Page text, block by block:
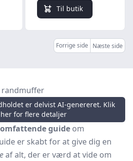
Til butik
Forrige side Næste side
er delvist AI-genereret. Klik
her for flere detaljer
omfattende guide om
er skabt for at give dig en
af alt, der er værd at vide om